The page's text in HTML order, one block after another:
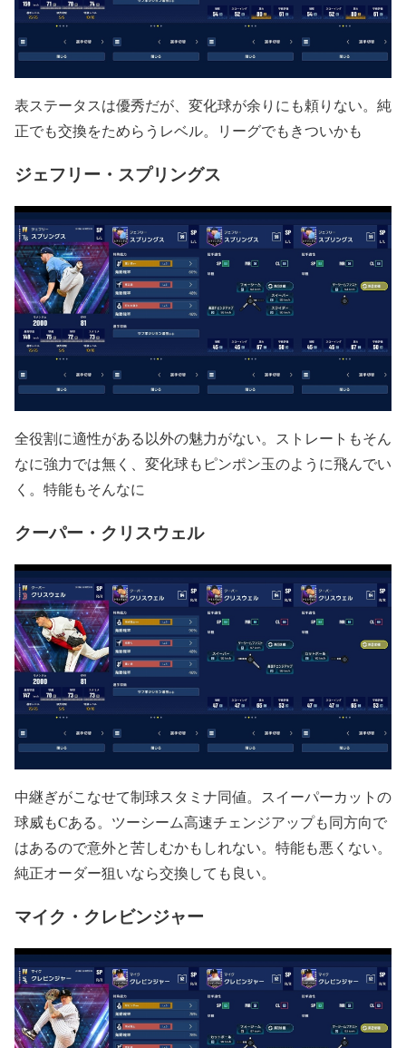
表ステータスは優秀だが、変化球が余りにも頼りない。純
正でも交換をためらうレベル。リーグでもきついかも
ジェフリー・スプリングス
全役割に適性がある以外の魅力がない。ストレートもそん
なに強力では無く、変化球もピンポン玉のように飛んでい
く。特能もそんなに
クーパー・クリスウェル
中継ぎがこなせて制球スタミナ同値。スイーパーカットの
球威もCある。ツーシーム高速チェンジアップも同方向で
はあるので意外と苦しむかもしれない。特能も悪くない。
純正オーダー狙いなら交換しても良い。
マイク・クレビンジャー